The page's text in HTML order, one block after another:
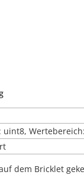
uint8,
dem Bricklet